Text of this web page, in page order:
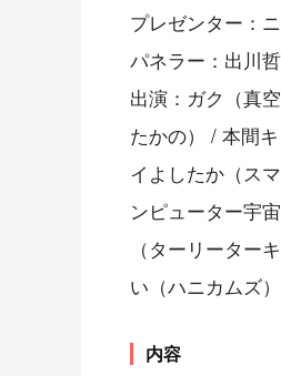
プレゼンター：
パネラー：出川
出演：ガク（真
たかの） / 本間
イよしたか（ス
ンピューター宇
（ターリーター
い（ハニカムズ
内容